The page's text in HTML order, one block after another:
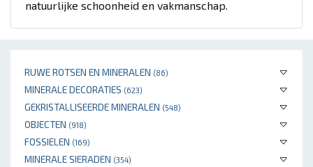
RUWE ROTSEN EN MINERALEN (86)
MINERALE DECORATIES (623)
GEKRISTALLISEERDE MINERALEN (548)
OBJECTEN (918)
FOSSIELEN (169)
MINERALE SIERADEN (354)
natuurlijke schoonheid en vakmanschap.